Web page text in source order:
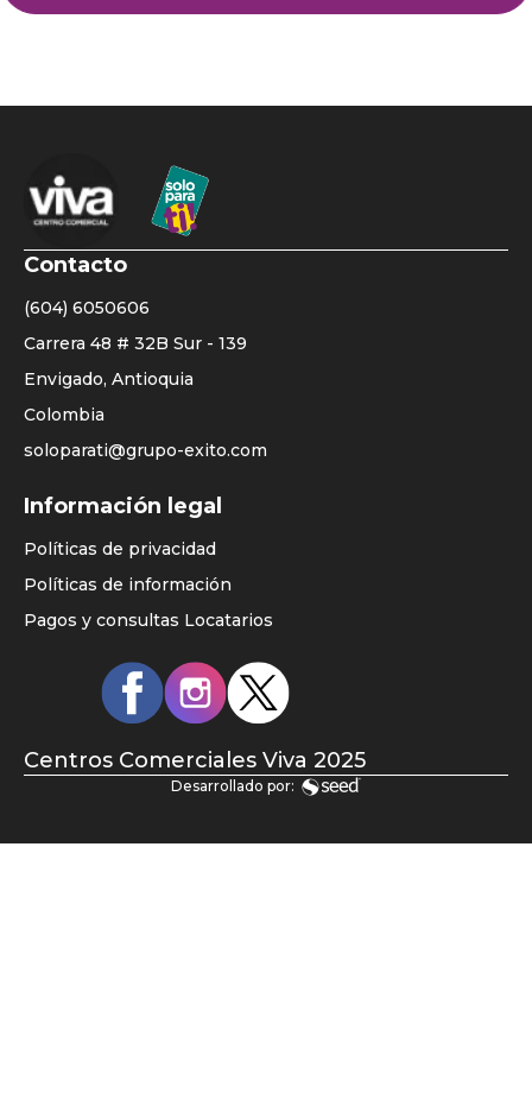
Contacto
(604) 6050606
Carrera 48 # 32B Sur - 139
Envigado, Antioquia
Colombia
soloparati@grupo-exito.com
Listado
home
principal
Información legal
Políticas de privacidad
Políticas de información
Pagos y consultas Locatarios
Redes
sociales
Centros Comerciales Viva 2025
Desarrollado por: